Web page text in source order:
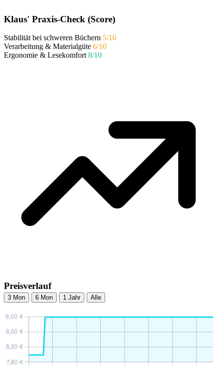
Klaus' Praxis-Check (Score)
Stabilität bei schweren Büchern 5/10
Verarbeitung & Materialgüte 6/10
Ergonomie & Lesekomfort 8/10
Preisverlauf
3 Mon 6 Mon 1 Jahr Alle